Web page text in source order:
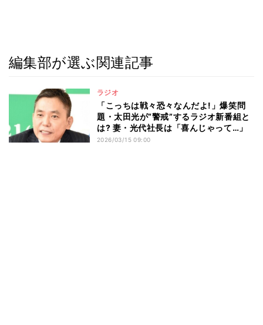
編集部が選ぶ関連記事
ラジオ
「こっちは戦々恐々なんだよ!」爆笑問
題・太田光が“警戒”するラジオ新番組と
は? 妻・光代社長は「喜んじゃって…」
2026/03/15 09:00